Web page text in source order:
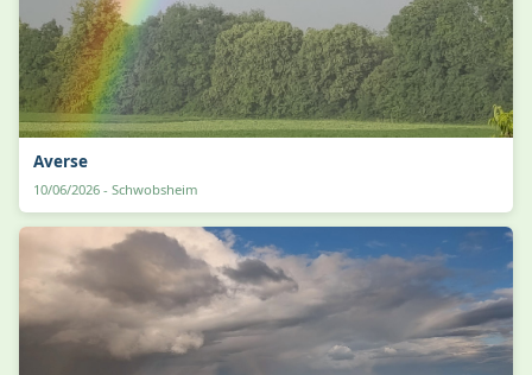
Averse
10/06/2026 - Schwobsheim